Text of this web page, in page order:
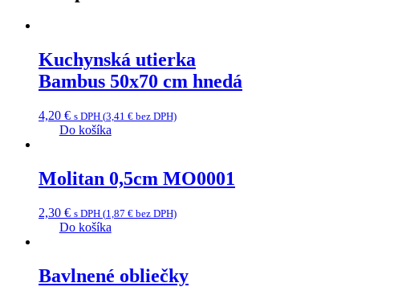
Kuchynská utierka
Bambus 50x70 cm hnedá
4,20 € s DPH (3,41 € bez DPH)
Do košíka
Molitan 0,5cm MO0001
2,30 € s DPH (1,87 € bez DPH)
Do košíka
Bavlnené obliečky